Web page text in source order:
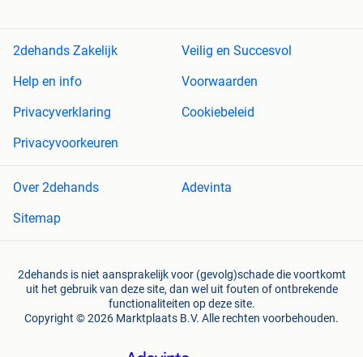
2dehands Zakelijk
Veilig en Succesvol
Help en info
Voorwaarden
Privacyverklaring
Cookiebeleid
Privacyvoorkeuren
Over 2dehands
Adevinta
Sitemap
2dehands is niet aansprakelijk voor (gevolg)schade die voortkomt
uit het gebruik van deze site, dan wel uit fouten of ontbrekende
functionaliteiten op deze site.
Copyright © 2026 Marktplaats B.V. Alle rechten voorbehouden.